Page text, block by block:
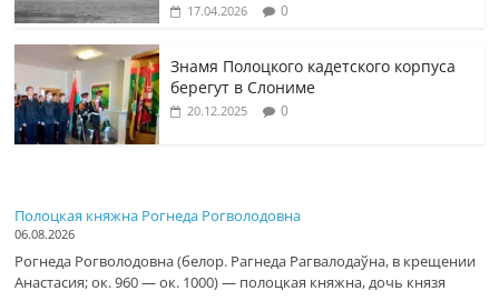
17.04.2026 0
Знамя Полоцкого кадетского корпуса
берегут в Слониме
20.12.2025 0
Полоцкая княжна Рогнеда Рогволодовна
06.08.2026
Рогнеда Рогволодовна (белор. Рагнеда Рагвалодаўна, в крещении
Анастасия; ок. 960 — ок. 1000) — полоцкая княжна, дочь князя